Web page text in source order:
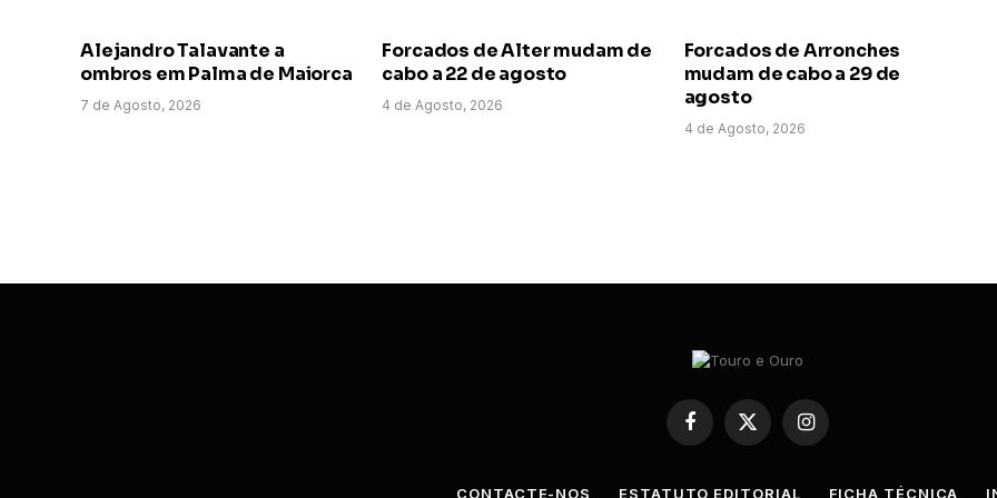
Alejandro Talavante a
ombros em Palma de Maiorca
7 de Agosto, 2026
Forcados de Alter mudam de
cabo a 22 de agosto
4 de Agosto, 2026
Forcados de Arronches
mudam de cabo a 29 de
agosto
4 de Agosto, 2026
Facebook
X
(Twitter)
Instagram
CONTACTE-NOS ESTATUTO EDITORIAL FICHA TÉCNICA